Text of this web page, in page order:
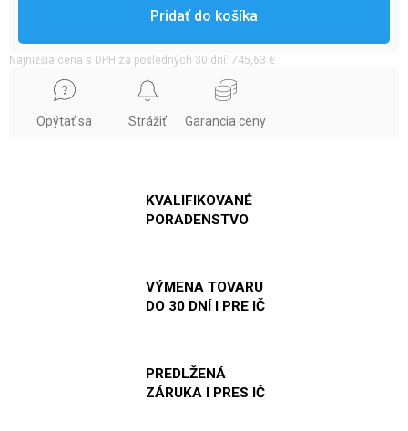
Pridať do košíka
Najnižšia cena s DPH za posledných 30 dní: 745,63 €
Opýtať sa Strážiť Garancia ceny
KVALIFIKOVANÉ
PORADENSTVO
VÝMENA TOVARU
DO 30 DNÍ I PRE IČ
PREDLŽENÁ
ZÁRUKA I PRES IČ